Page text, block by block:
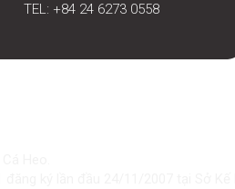
TEL: +84 24 6273 0558